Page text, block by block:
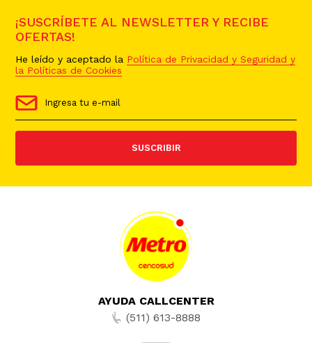
¡SUSCRÍBETE AL NEWSLETTER Y RECIBE
OFERTAS!
He leído y aceptado la Política de Privacidad y Seguridad y
la Políticas de Cookies
SUSCRIBIR
AYUDA CALLCENTER
(511) 613-8888